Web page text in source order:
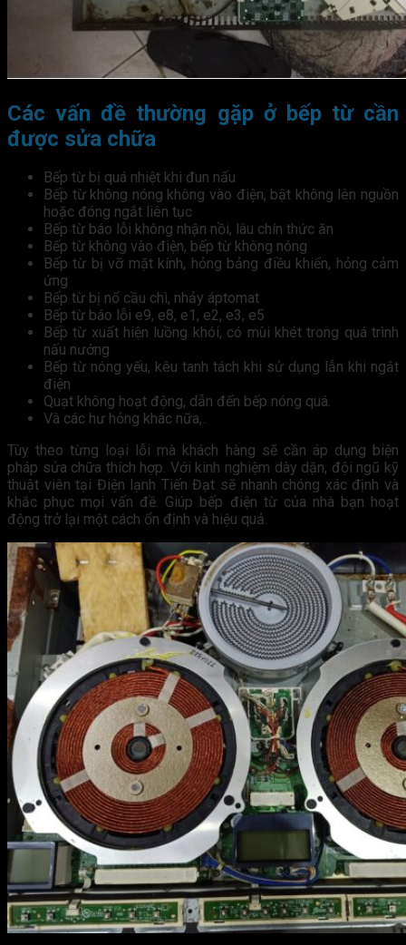
Các vấn đề thường gặp ở bếp từ cần
được sửa chữa
Bếp từ bị quá nhiệt khi đun nấu
Bếp từ không nóng không vào điện, bật không lên nguồn
hoặc đóng ngắt liên tục
Bếp từ báo lỗi không nhận nồi, lâu chín thức ăn
Bếp từ không vào điện, bếp từ không nóng
Bếp từ bị vỡ mặt kính, hỏng bảng điều khiển, hỏng cảm
ứng
Bếp từ bị nổ cầu chì, nhảy áptomat
Bếp từ báo lỗi e9, e8, e1, e2, e3, e5
Bếp từ xuất hiện luồng khói, có mùi khét trong quá trình
nấu nướng
Bếp từ nóng yếu, kêu tanh tách khi sử dụng lẫn khi ngắt
điện
Quạt không hoạt động, dẫn đến bếp nóng quá.
Và các hư hỏng khác nữa,..
Tùy theo từng loại lỗi mà khách hàng sẽ cần áp dụng biện
pháp sửa chữa thích hợp. Với kinh nghiệm dày dặn, đội ngũ kỹ
thuật viên tại Điện lạnh Tiến Đạt sẽ nhanh chóng xác định và
khắc phục mọi vấn đề. Giúp bếp điện từ của nhà bạn hoạt
động trở lại một cách ổn định và hiệu quả.